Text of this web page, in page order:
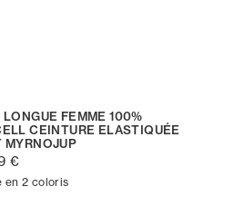
LONGUE FEMME 100%
CEINTURE ELASTIQUÉE
MYRNOJUP
€
en 2 coloris